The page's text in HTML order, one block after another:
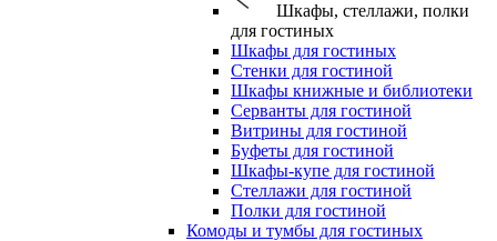
Шкафы, стеллажи, полки
для гостиных
Шкафы для гостиных
Стенки для гостиной
Шкафы книжные и библиотеки
Серванты для гостиной
Витрины для гостиной
Буфеты для гостиной
Шкафы-купе для гостиной
Стеллажи для гостиной
Полки для гостиной
Комоды и тумбы для гостиных